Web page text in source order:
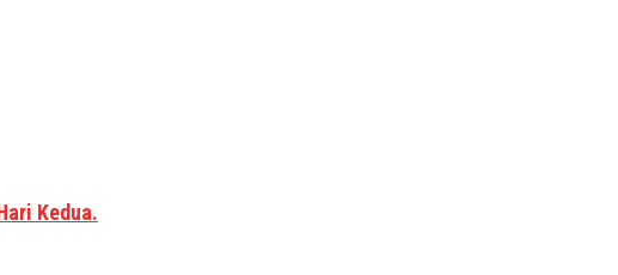
Kedua.